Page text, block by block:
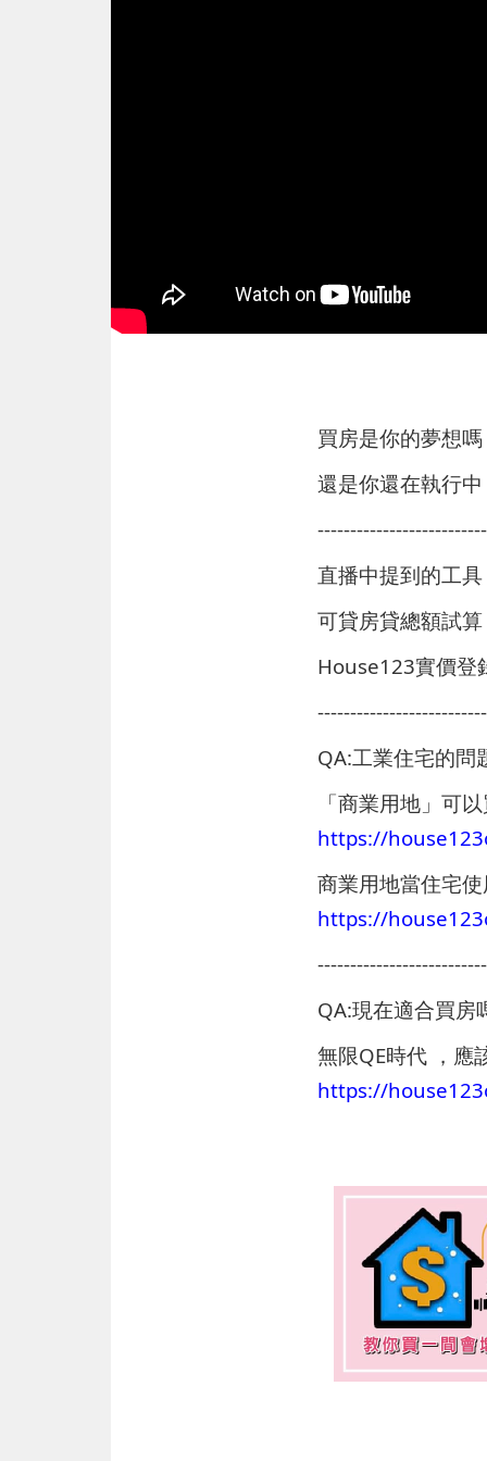
買房是你的夢想
還是你還在執行
直播中提到的工具
可貸房貸總額試算
House123實價登
QA:工業住宅的問
「商業用地」可
https://
商業用地當住宅
https://
QA:現在適合買房
無限QE時代 ，應
https://